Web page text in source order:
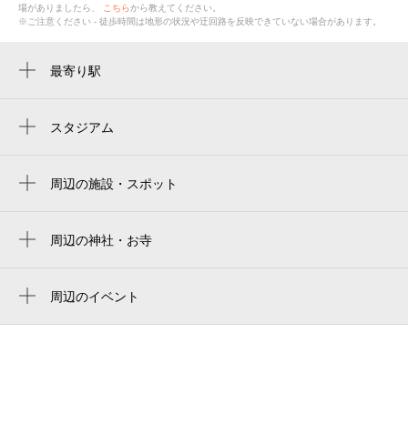
場がありましたら、
こちらから教えてください。
※ご注意ください - 徒歩時間は地形の状況や迂回路を反映できていない場合があります。
最寄り駅
スタジアム
周辺の施設・スポット
椎野
貝塚公園
周辺の神社・お寺
周辺のイベント